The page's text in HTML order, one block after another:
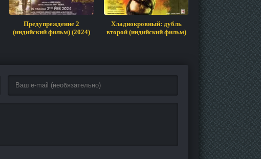
Предупреждение 2
(индийский фильм) (2024)
Хладнокровный: дубль
второй (индийский фильм)
Козья жизнь
фильм)